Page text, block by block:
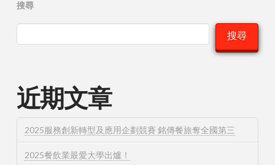
搜尋
搜尋
近期文章
2025服務創新轉型及應用企劃競賽 銘傳餐旅奪全國第三
2025餐飲業最愛大學出爐！